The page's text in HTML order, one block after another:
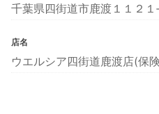
千葉県四街道市鹿渡１１２１‐
店名
ウエルシア四街道鹿渡店(保